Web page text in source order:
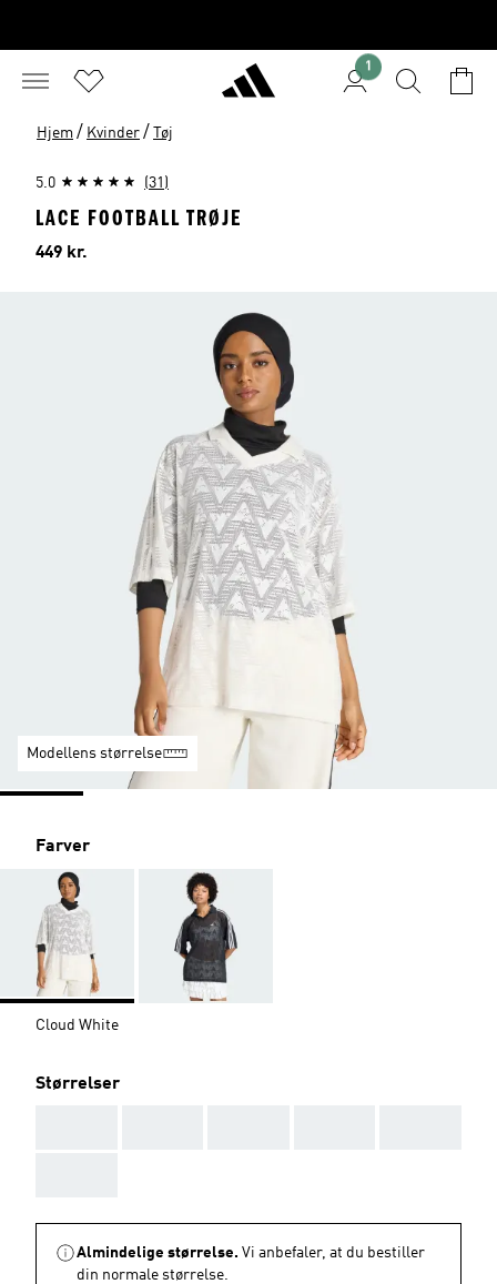
1
Hjem / Kvinder / Tøj
5.0 (31)
LACE FOOTBALL TRØJE
Pris
449 kr.
Modellens størrelse
Farver
Cloud White
Størrelser
Almindelige størrelse. Vi anbefaler, at du bestiller
din normale størrelse.